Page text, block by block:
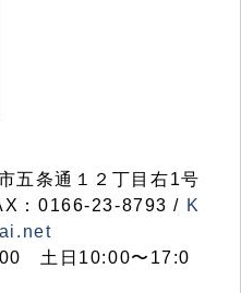
条通１２丁目右1号
：0166-23-8793 / K
土日10:00〜17:0